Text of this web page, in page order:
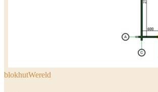
blokhutWereld